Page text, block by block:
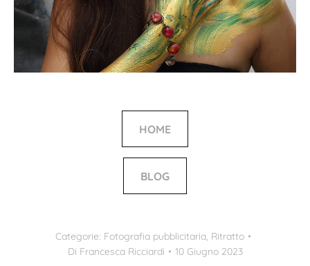
HOME
BLOG
Categorie: Fotografia pubblicitaria, Ritratto
Di Francesca Ricciardi
10 Giugno 2023